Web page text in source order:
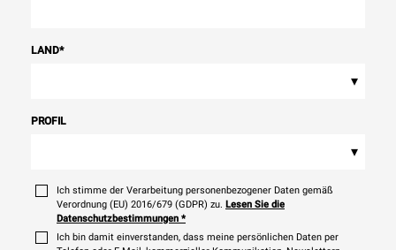
LAND*
▾
PROFIL
▾
Ich stimme der Verarbeitung personenbezogener Daten gemäß
Verordnung (EU) 2016/679 (GDPR) zu. Lesen Sie die
Datenschutzbestimmungen *
Ich bin damit einverstanden, dass meine persönlichen Daten per